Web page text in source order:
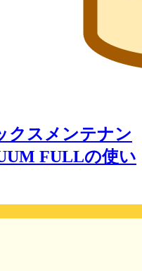
クスメンテナン
FULLの使い